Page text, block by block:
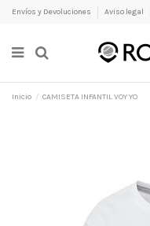
Envíos y Devoluciones Aviso legal
Inicio CAMISETA INFANTIL VOY YO